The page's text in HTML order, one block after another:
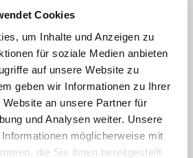
Cookies
um Inhalte und Anzeigen zu
für soziale Medien anbieten
auf unsere Website zu
geben wir Informationen zu Ihrer
an unsere Partner für
und Analysen weiter. Unsere
möglicherweise mit
die Sie ihnen bereitgestellt
hatte Kardinal
die hierarchische
werde infrage